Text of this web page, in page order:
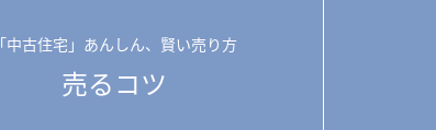
「中古住宅」あんしん、賢い売り方
売るコツ